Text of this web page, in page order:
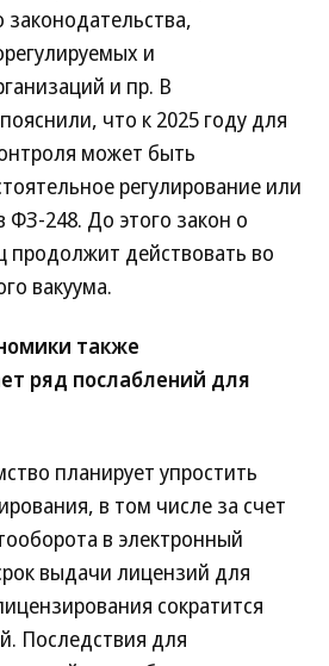
и
и пр. В
что к 2025 году для
может быть
регулирование или
ФЗ-248. До этого закон о
действовать во
вакуума.
также
ряд послаблений для
планирует упростить
в том числе за счет
в электронный
выдачи лицензий для
сократится
Последствия для